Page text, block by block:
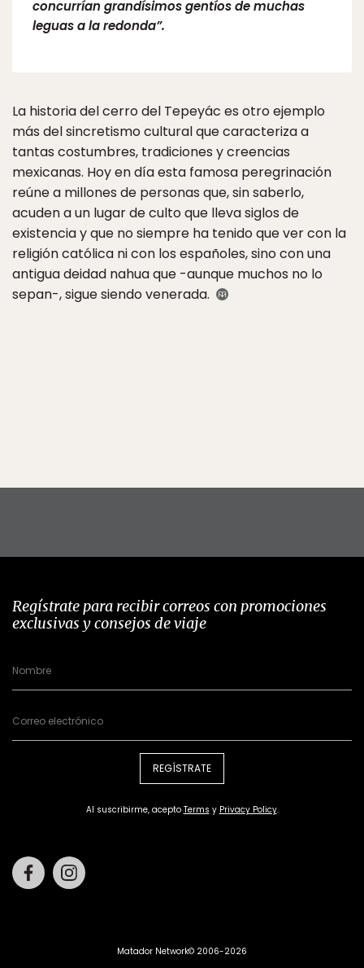
concurrían grandísimos gentíos de muchas
leguas a la redonda”.
La historia del cerro del Tepeyác es otro ejemplo
más del sincretismo cultural que caracteriza a
tantas costumbres, tradiciones y creencias
mexicanas. Hoy en día esta famosa peregrinación
reúne a millones de personas que, sin saberlo,
acuden a un lugar de culto que lleva siglos de
existencia y que no siempre ha tenido que ver con la
religión católica ni con los españoles, sino con una
antigua deidad nahua que -aunque muchos no lo
sepan-, sigue siendo venerada.
Regístrate para recibir correos con promociones
exclusivas y consejos de viaje
REGÍSTRATE
Al suscribirme, acepto Terms y Privacy Policy.
Facebook
Matador Network© 2006-2026